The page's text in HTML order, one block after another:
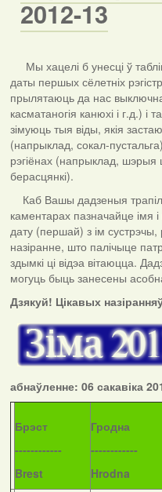
2012-13
Мы хацелі б унесці ў
даты першых сёлетніх
прылятаюць да нас выключна
касматаногія канюхі і г.д.) і
зімуюць тыя віды, якія
(напрыклад, сокал-
рэгіёнах (напрыклад, шэрыя
берасцянкі).
Каб Вашы дадзеныя
каментарах пазначайце імя і
дату (першай) з ім сустрэчы,
назіранне, што палічыце
здымкі ці відэа вітаюцца.
могуць быць занесены
Дзякуй! Цікавых
абнаўленне: 06 сакавіка
Брэст
------------
Brest
Гродна
------------
Hrodna